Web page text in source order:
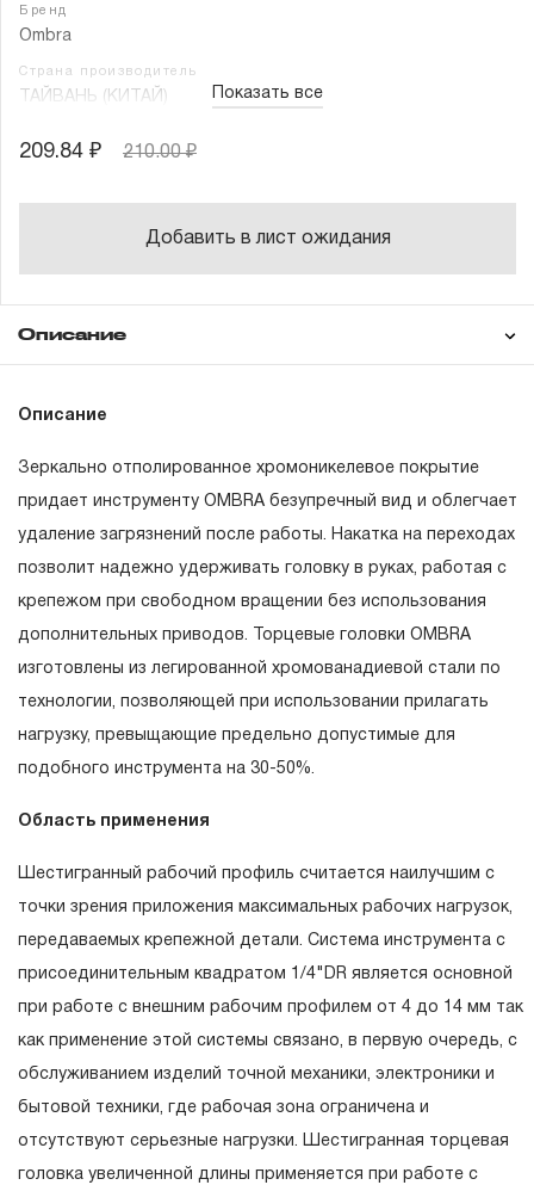
Бренд
Ombra
Страна производитель
ТАЙВАНЬ (КИТАЙ) Показать все
209.84 ₽ 210.00 ₽
Добавить в лист ожидания
Описание
Описание
Зеркально отполированное хромоникелевое покрытие
придает инструменту OMBRA безупречный вид и облегчает
удаление загрязнений после работы. Накатка на переходах
позволит надежно удерживать головку в руках, работая с
крепежом при свободном вращении без использования
дополнительных приводов. Торцевые головки OMBRA
изготовлены из легированной хромованадиевой стали по
технологии, позволяющей при использовании прилагать
нагрузку, превыщающие предельно допустимые для
подобного инструмента на 30-50%.
Область применения
Шестигранный рабочий профиль считается наилучшим с
точки зрения приложения максимальных рабочих нагрузок,
передаваемых крепежной детали. Система инструмента с
присоединительным квадратом 1/4"DR является основной
при работе с внешним рабочим профилем от 4 до 14 мм так
как применение этой системы связано, в первую очередь, с
обслуживанием изделий точной механики, электроники и
бытовой техники, где рабочая зона ограничена и
отсутствуют серьезные нагрузки. Шестигранная торцевая
головка увеличенной длины применяется при работе с
Понятие «ПОЖИЗНЕННАЯ ГАРАНТИЯ».
1.1 Понятие «ПОЖИЗНЕННАЯ ГАРАНТИЯ» включает в
себя признание неограниченного срока поддержания
гарантийных обязательств в течение всего периода
эксплуатации изделия, а также замена или ремонт
технической экспертизы было установлено, что
некачественные материалы или нарушал технологию в
2. Понятие «ОГРАНИЧЕННАЯ ГАРАНТИЯ»
2.1 На инструмент, имеющий в своей конструкции
КИНЕМАТИЧЕСКУЮ СХЕМУ (МЕХАНИЗМ)